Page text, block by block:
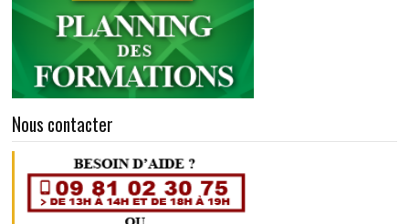
Nous contacter